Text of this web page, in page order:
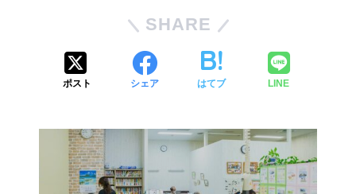
SHARE
ポスト シェア はてブ LINE